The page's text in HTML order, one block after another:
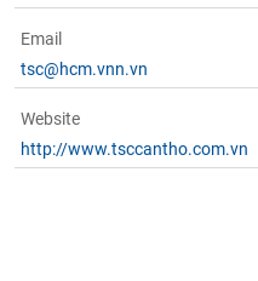
Email
tsc@hcm.vnn.vn
Website
http://www.tsccantho.com.vn